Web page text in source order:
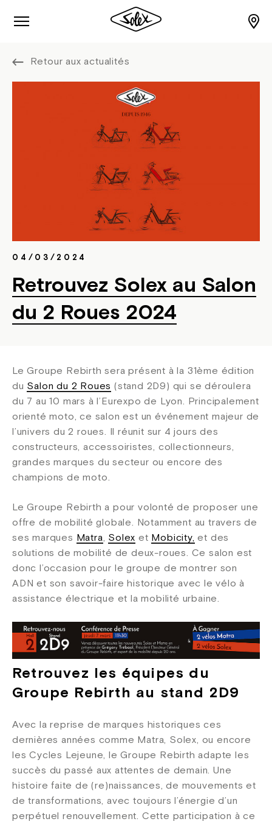
Retour aux actualités
04/03/2024
Retrouvez Solex au Salon
du 2 Roues 2024
Le Groupe Rebirth sera présent à la 31ème édition
du Salon du 2 Roues (stand 2D9) qui se déroulera
du 7 au 10 mars à l’Eurexpo de Lyon. Principalement
orienté moto, ce salon est un événement majeur de
l’univers du 2 roues. Il réunit sur 4 jours des
constructeurs, accessoiristes, collectionneurs,
grandes marques du secteur ou encore des
champions de moto.
Le Groupe Rebirth a pour volonté de proposer une
offre de mobilité globale. Notamment au travers de
ses marques
Matra, Solex et Mobicity, et des
solutions de mobilité de deux-roues. Ce salon est
donc l’occasion pour le groupe de montrer son
ADN et son savoir-faire historique avec le vélo à
assistance électrique et la mobilité urbaine.
Retrouvez les équipes du
Groupe Rebirth au stand 2D9
Avec la reprise de marques historiques ces
dernières années comme Matra, Solex, ou encore
les Cycles Lejeune, le Groupe Rebirth adapte les
succès du passé aux attentes de demain. Une
histoire faite de (re)naissances, de mouvements et
de transformations, avec toujours l’énergie d’un
perpétuel renouvellement. Cette participation à ce